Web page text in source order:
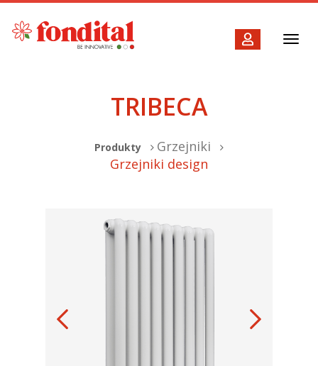
TRIBECA
Produkty
Grzejniki
Grzejniki design